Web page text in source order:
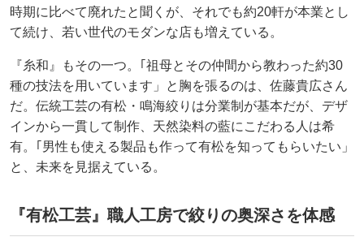
時期に比べて廃れたと聞くが、それでも約20軒が本業とし
て続け、若い世代のモダンな店も増えている。
『糸和』もその一つ。｢祖母とその仲間から教わった約30
種の技法を用いています」と胸を張るのは、佐藤貴広さん
だ。伝統工芸の有松・鳴海絞りは分業制が基本だが、デザ
インから一貫して制作、天然染料の藍にこだわる人は希
有。｢男性も使える製品も作って有松を知ってもらいたい」
と、未来を見据えている。
『有松工芸』職人工房で絞りの奥深さを体感